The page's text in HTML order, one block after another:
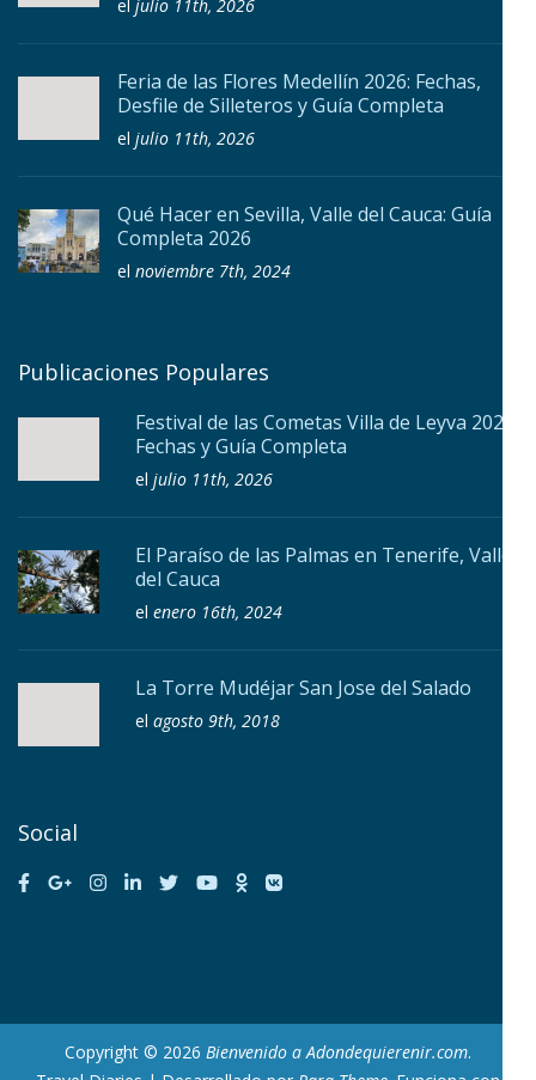
el julio 11th, 2026
Feria de las Flores Medellín 2026: Fechas,
Desfile de Silleteros y Guía Completa
el julio 11th, 2026
Qué Hacer en Sevilla, Valle del Cauca: Guía
Completa 2026
el noviembre 7th, 2024
Publicaciones Populares
Festival de las Cometas Villa de Leyva 2026:
Fechas y Guía Completa
el julio 11th, 2026
El Paraíso de las Palmas en Tenerife, Valle
del Cauca
el enero 16th, 2024
La Torre Mudéjar San Jose del Salado
el agosto 9th, 2018
Social
Copyright © 2026 Bienvenido a Adondequierenir.com.